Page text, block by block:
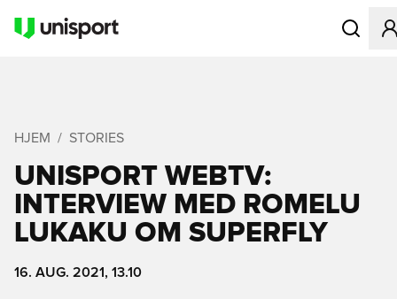
Åbner
HJEM STORIES
UNISPORT WEBTV:
INTERVIEW MED ROMELU
LUKAKU OM SUPERFLY
16. AUG. 2021, 13.10